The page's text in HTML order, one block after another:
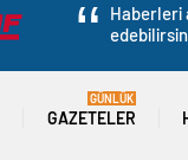
Haberleri
GAZETELER
GÜNLÜK